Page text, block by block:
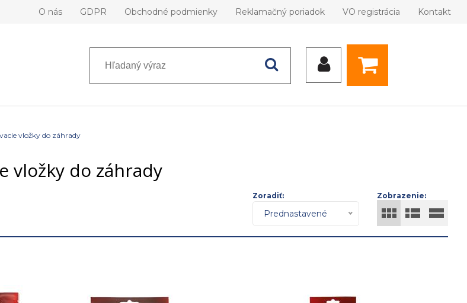
O nás GDPR Obchodné podmienky Reklamačný poriadok VO registrácia Kontakt
vložky do záhrady
vložky do záhrady
Zobrazenie:
Zoradiť:
Prednastavené